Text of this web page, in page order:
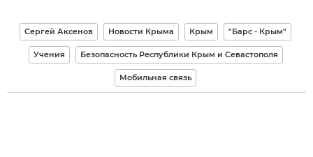
Сергей Аксенов Новости Крыма Крым "Барс - Крым"
Учения Безопасность Республики Крым и Севастополя
Мобильная связь